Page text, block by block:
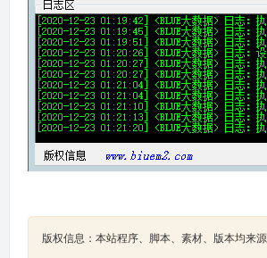
版权信息：本站程序、脚本、素材、版本均来